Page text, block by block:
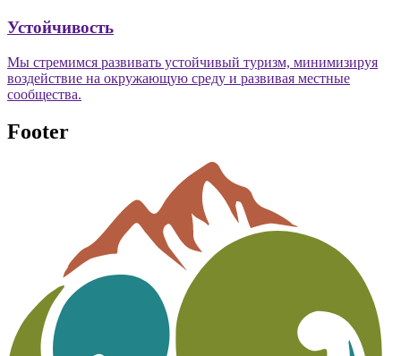
Устойчивость
Мы стремимся развивать устойчивый туризм, минимизируя
воздействие на окружающую среду и развивая местные
сообщества.
Footer